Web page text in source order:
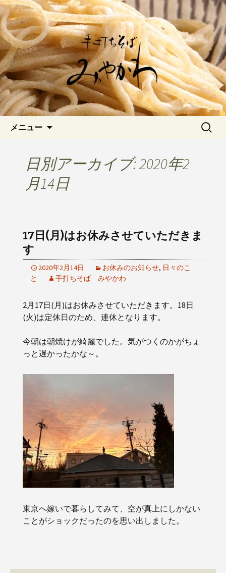
岡崎の「手打ちそば みやか
わ」のブログです
愛知県岡崎市でひっそりと佇む「手打
ちそばみやかわ」では自家製粉にこだ
わった一日十食限定の十割そばをお楽
しみいただけます。新しいそばや季節
の食材を使用した天婦羅メニューなど
新着情報はこちら
メニュー
検
日別アーカイブ: 2020年2
月14日
17日(月)はお休みさせていただきま
す
2020年2月14日 お休みのお知らせ, 日々のこ
と
手打ちそば みやかわ
2月17日(月)はお休みさせていただきます。18日
(火)は定休日のため、連休となります。
今朝は朝焼けが綺麗でした。気がつくのかがちょ
っと遅かったかな～。
東京へ嫁いで暮らしてみて、空が真上にしかない
ことがショックだったのを思い出しました。